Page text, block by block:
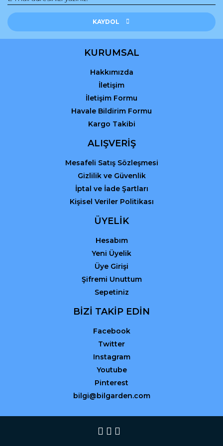
KAYDOL
KURUMSAL
Hakkımızda
İletişim
İletişim Formu
Havale Bildirim Formu
Kargo Takibi
ALIŞVERİŞ
Mesafeli Satış Sözleşmesi
Gizlilik ve Güvenlik
İptal ve İade Şartları
Kişisel Veriler Politikası
ÜYELİK
Hesabım
Yeni Üyelik
Üye Girişi
Şifremi Unuttum
Sepetiniz
BİZİ TAKİP EDİN
Facebook
Twitter
Instagram
Youtube
Pinterest
bilgi@bilgarden.com